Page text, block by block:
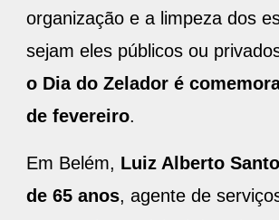
organização e a limpeza dos
sejam eles públicos ou
o Dia do Zelador é
de fevereiro.
Em Belém, Luiz Alberto
de 65 anos, agente de